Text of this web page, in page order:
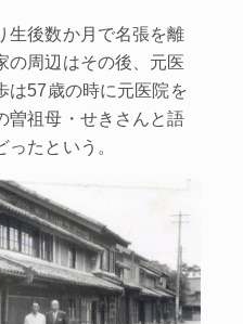
後数か月で名張を離
の周辺はその後、元医
は57歳の時に元医院を
曽祖母・せきさんと語
たという。